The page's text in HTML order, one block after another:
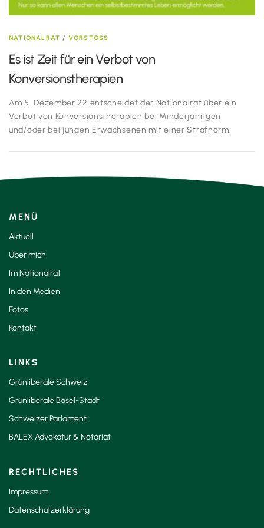
NATIONALRAT / VORSTOSS
Es ist Zeit für ein Verbot von
Konversionstherapien
Am 5. Dezember 22 entscheidet der Nationalrat über ein
Verbot von Konversionstherapien bei Minderjährigen
und/oder bei jungen Erwachsenen mit einer Strafnorm.
MENÜ
Aktuell
Über mich
Im Nationalrat
In den Medien
Fotos
Kontakt
LINKS
Grünliberale Schweiz
Grünliberale Basel-Stadt
Schweizer Parlament
BALEX Advokatur & Notariat
RECHTLICHES
Impressum
Datenschutzerklärung